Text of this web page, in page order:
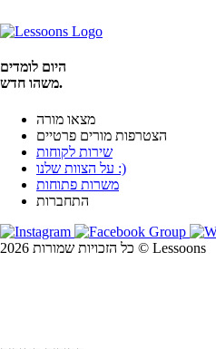
היום לומדים
משהו חדש.
מצאו מורה
הצטרפות מורים פרטיים
שירות לקוחות
על הצוות שלנו :)
משרות פתוחות
התחברות
כל הזכויות שמורות 2026 © Lessoons